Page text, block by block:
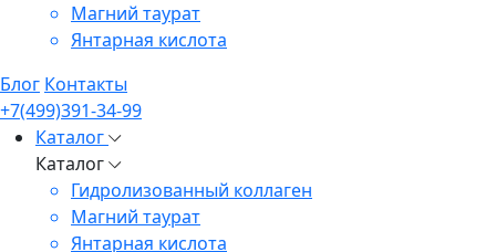
Магний таурат
Янтарная кислота
Блог Контакты
+7(499)391-34-99
Каталог
Каталог
Гидролизованный коллаген
Магний таурат
Янтарная кислота